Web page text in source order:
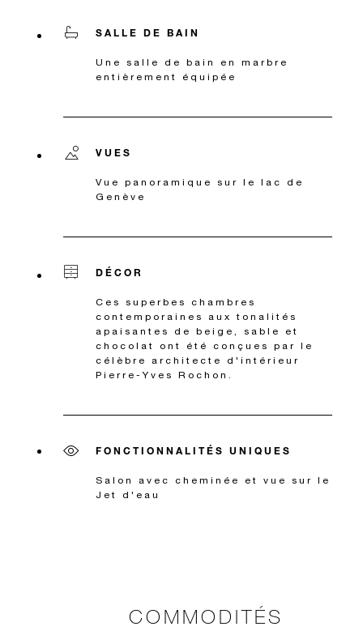
SALLE DE BAIN
Une salle de bain en marbre
entièrement équipée
VUES
Vue panoramique sur le lac de
Genève
DÉCOR
Ces superbes chambres
contemporaines aux tonalités
apaisantes de beige, sable et
chocolat ont été conçues par le
célèbre architecte d'intérieur
Pierre-Yves Rochon.
FONCTIONNALITÉS UNIQUES
Salon avec cheminée et vue sur le
Jet d'eau
COMMODITÉS